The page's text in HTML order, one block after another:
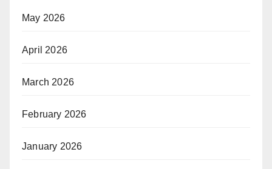
May 2026
April 2026
March 2026
February 2026
January 2026